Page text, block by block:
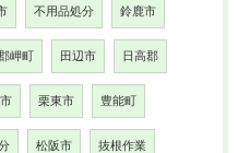
不用品処分 鈴鹿市
岬町 田辺市 日高郡
栗東市 豊能町
松阪市 抜根作業